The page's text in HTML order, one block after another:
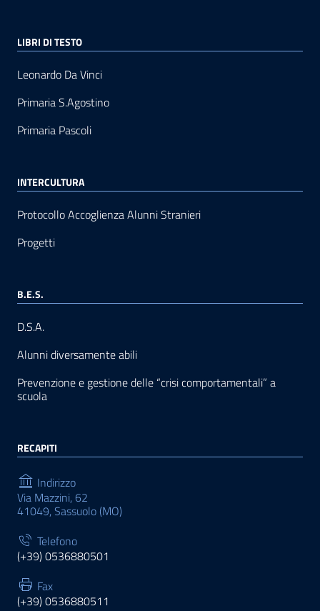
LIBRI DI TESTO
Leonardo Da Vinci
Primaria S.Agostino
Primaria Pascoli
INTERCULTURA
Protocollo Accoglienza Alunni Stranieri
Progetti
B.E.S.
D.S.A.
Alunni diversamente abili
Prevenzione e gestione delle “crisi comportamentali” a
scuola
RECAPITI
Indirizzo
Via Mazzini, 62
41049, Sassuolo (MO)
Telefono
(+39) 0536880501
Fax
(+39) 0536880511